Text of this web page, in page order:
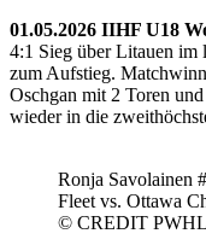
01.05.2026 IIHF U18
4:1 Sieg über Litauen im
zum Aufstieg.
Oschgan mit 2 Toren
wieder in die
Ronja Savolainen
Fleet vs. Ottawa
© CREDIT